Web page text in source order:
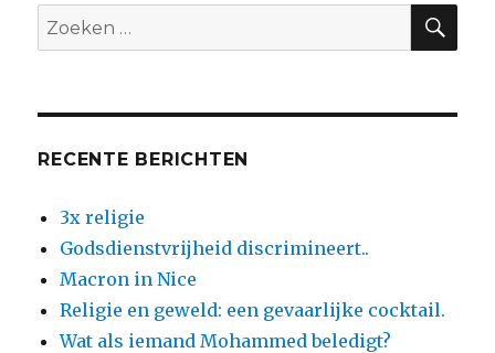
?
Zoeken
naar:
RECENTE BERICHTEN
3x religie
Godsdienstvrijheid discrimineert..
Macron in Nice
Religie en geweld: een gevaarlijke cocktail.
Wat als iemand Mohammed beledigt?